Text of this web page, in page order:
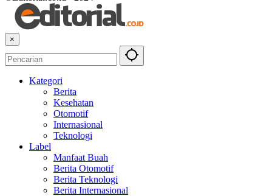
×
Kategori
Berita
Kesehatan
Otomotif
Internasional
Teknologi
Label
Manfaat Buah
Berita Otomotif
Berita Teknologi
Berita Internasional